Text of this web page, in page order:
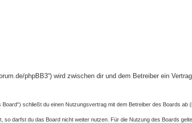
phpBB3“) wird zwischen dir und dem Betreiber ein
schließt du einen Nutzungsvertrag mit dem Betreiber des Boards
so darfst du das Board nicht weiter nutzen. Für die Nutzung des Boards